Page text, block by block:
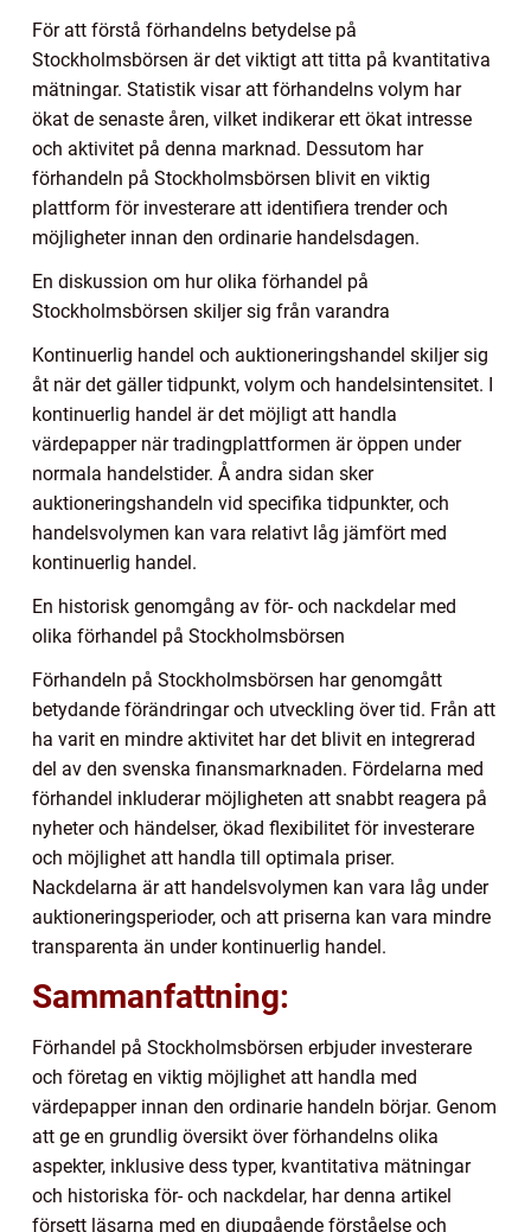
För att förstå förhandelns betydelse på
Stockholmsbörsen är det viktigt att titta på kvantitativa
mätningar. Statistik visar att förhandelns volym har
ökat de senaste åren, vilket indikerar ett ökat intresse
och aktivitet på denna marknad. Dessutom har
förhandeln på Stockholmsbörsen blivit en viktig
plattform för investerare att identifiera trender och
möjligheter innan den ordinarie handelsdagen.
En diskussion om hur olika förhandel på
Stockholmsbörsen skiljer sig från varandra
Kontinuerlig handel och auktioneringshandel skiljer sig
åt när det gäller tidpunkt, volym och handelsintensitet. I
kontinuerlig handel är det möjligt att handla
värdepapper när tradingplattformen är öppen under
normala handelstider. Å andra sidan sker
auktioneringshandeln vid specifika tidpunkter, och
handelsvolymen kan vara relativt låg jämfört med
kontinuerlig handel.
En historisk genomgång av för- och nackdelar med
olika förhandel på Stockholmsbörsen
Förhandeln på Stockholmsbörsen har genomgått
betydande förändringar och utveckling över tid. Från att
ha varit en mindre aktivitet har det blivit en integrerad
del av den svenska finansmarknaden. Fördelarna med
förhandel inkluderar möjligheten att snabbt reagera på
nyheter och händelser, ökad flexibilitet för investerare
och möjlighet att handla till optimala priser.
Nackdelarna är att handelsvolymen kan vara låg under
auktioneringsperioder, och att priserna kan vara mindre
transparenta än under kontinuerlig handel.
Sammanfattning:
Förhandel på Stockholmsbörsen erbjuder investerare
och företag en viktig möjlighet att handla med
värdepapper innan den ordinarie handeln börjar. Genom
att ge en grundlig översikt över förhandelns olika
aspekter, inklusive dess typer, kvantitativa mätningar
och historiska för- och nackdelar, har denna artikel
försett läsarna med en djupgående förståelse och